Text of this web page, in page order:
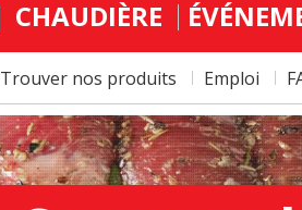
CHAUDIÈRE
5
Trouver nos produits Emploi